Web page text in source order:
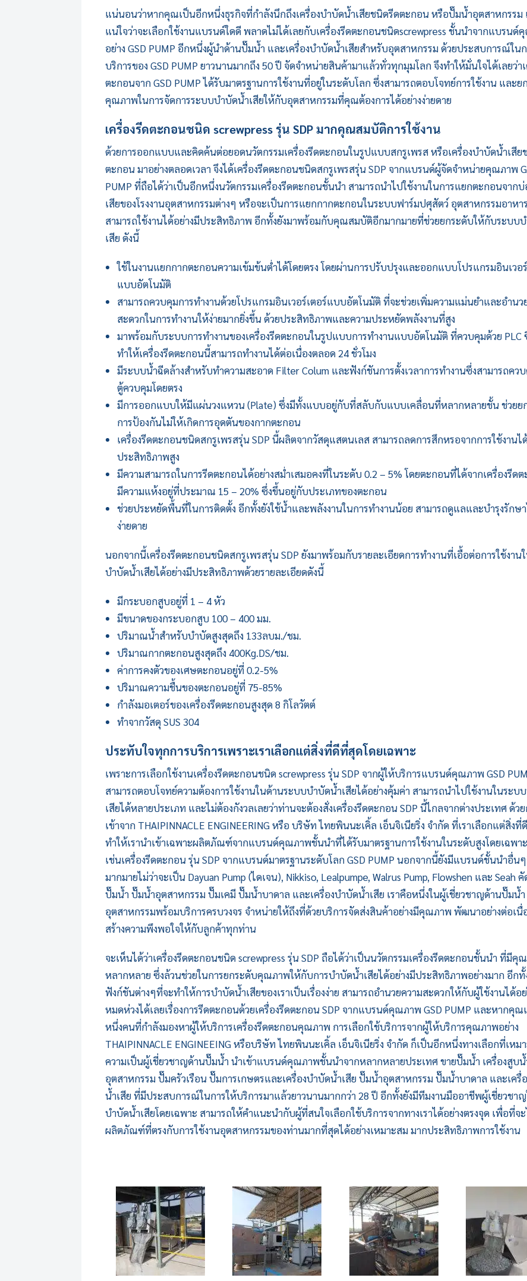
แน่นอนว่าหากคุณเป็นอีกหนึ่งธุรกิจที่กำลังนึกถึงเครื่องบำบัดน้ำเสียชนิดรีดตะกอน หรือปั๊มน้ำอุตสาหกรรม
แน่ใจว่าจะเลือกใช้งานแบรนด์ใดดี พลาดไม่ได้เลยกับเครื่องรีดตะกอนชนิดscrewpress ชั้นนำจากแบรนด์
อย่างGSD PUMP อีกหนึ่งผู้นำด้านปั๊มน้ำ และเครื่องบำบัดน้ำเสียสำหรับอุตสาหกรรม ด้วยประสบการณ์ใน
บริการของ GSD PUMP ยาวนานมากถึง 50 ปี จัดจำหน่ายสินค้ามาแล้วทั่วทุกมุมโลก จึงทำให้มั่นใจได้เลยว่า
ตะกอนจาก GSD PUMP ได้รับมาตรฐานการใช้งานที่อยู่ในระดับโลก ซึ่งสามารถตอบโจทย์การใช้งาน และย
คุณภาพในการจัดการระบบบำบัดน้ำเสียให้กับอุตสาหกรรมที่คุณต้องการได้อย่างง่ายดาย
เครื่องรีดตะกอนชนิด screwpress รุ่น SDP มากคุณสมบัติการใช้งาน
ด้วยการออกแบบและคิดค้นต่อยอดนวัตกรรมเครื่องรีดตะกอนในรูปแบบสกรูเพรส หรือเครื่องบำบัดน้ำเสีย
ตะกอน มาอย่างตลอดเวลา จึงได้เครื่องรีดตะกอนชนิดสกรูเพรสรุ่น SDP จากแบรนด์ผู้จัดจำหน่ายคุณภาพ
PUMPที่ถือได้ว่าเป็นอีกหนึ่งนวัตกรรมเครื่องรีดตะกอนชั้นนำ สามารถนำไปใช้งานในการแยกตะกอนจาก
เสียของโรงงานอุตสาหกรรมต่างๆ หรือจะเป็นการแยกกากตะกอนในระบบฟาร์มปศุสัตว์ อุตสาหกรรมอาหา
สามารถใช้งานได้อย่างมีประสิทธิภาพ อีกทั้งยังมาพร้อมกับคุณสมบัติอีกมากมายที่ช่วยยกระดับให้กับระบบ
เสีย ดังนี้
ใช้ในงานแยกกากตะกอนความเข้มข้นต่ำได้โดยตรง โดยผ่านการปรับปรุงและออกแบบโปรแกรมอินเวอ
แบบอัตโนมัติ
สามารถควบคุมการทำงานด้วยโปรแกรมอินเวอร์เตอร์แบบอัตโนมัติ ที่จะช่วยเพิ่มความแม่นยำและอำนว
สะดวกในการทำงานให้ง่ายมากยิ่งขึ้น ด้วยประสิทธิภาพและความประหยัดพลังงานที่สูง
มาพร้อมกับระบบการทำงานของเครื่องรีดตะกอนในรูปแบบการทำงานแบบอัตโนมัติ ที่ควบคุมด้วย PLC
ทำให้เครื่องรีดตะกอนนี้สามารถทำงานได้ต่อเนื่องตลอด 24 ชั่วโมง
มีระบบน้ำฉีดล้างสำหรับทำความสะอาด Filter Colum และฟังก์ชันการตั้งเวลาการทำงานซึ่งสามารถคว
ตู้ควบคุมโดยตรง
มีการออกแบบให้มีแผ่นวงแหวน (Plate) ซึ่งมีทั้งแบบอยู่กับที่สลับกับแบบเคลื่อนที่หลากหลายชั้น ช่วยย
การป้องกันไม่ให้เกิดการอุดตันของกากตะกอน
เครื่องรีดตะกอนชนิดสกรูเพรสรุ่น SDP นี้ผลิตจากวัสดุแสตนเลส สามารถลดการสึกหรอจากการใช้งานไ
ประสิทธิภาพสูง
มีความสามารถในการรีดตะกอนได้อย่างสม่ำเสมอคงที่ในระดับ 0.2 – 5% โดยตะกอนที่ได้จากเครื่องรีด
มีความแห้งอยู่ที่ประมาณ 15 – 20% ซึ่งขึ้นอยู่กับประเภทของตะกอน
ช่วยประหยัดพื้นที่ในการติดตั้ง อีกทั้งยังใช้น้ำและพลังงานในการทำงานน้อย สามารถดูแลและบำรุงรักษ
ง่ายดาย
นอกจากนี้เครื่องรีดตะกอนชนิดสกรูเพรสรุ่น SDP ยังมาพร้อมกับรายละเอียดการทำงานที่เอื้อต่อการใช้งาน
บำบัดน้ำเสียได้อย่างมีประสิทธิภาพด้วยรายละเอียดดังนี้
มีกระบอกสูบอยู่ที่ 1 – 4 หัว
มีขนาดของกระบอกสูบ 100 – 400 มม.
ปริมาณน้ำสำหรับบำบัดสูงสุดถึง 133ลบม./ชม.
ปริมาณกากตะกอนสูงสุดถึง 400Kg.DS/ชม.
ค่าการคงตัวของเศษตะกอนอยู่ที่ 0.2-5%
ปริมาณความชื้นของตะกอนอยู่ที่ 75-85%
กำลังมอเตอร์ของเครื่องรีดตะกอนสูงสุด 8 กิโลวัตต์
ทำจากวัสดุ SUS 304
ประทับใจทุกการบริการเพราะเราเลือกแต่สิ่งที่ดีที่สุดโดยเฉพาะ
เพราะการเลือกใช้งานเครื่องรีดตะกอนชนิด screwpress รุ่น SDP จากผู้ให้บริการแบรนด์คุณภาพGSD
สามารถตอบโจทย์ความต้องการใช้งานในด้านระบบบำบัดน้ำเสียได้อย่างคุ้มค่า สามารถนำไปใช้งานในระบ
เสียได้หลายประเภท และไม่ต้องกังวลเลยว่าท่านจะต้องสั่งเครื่องรีดตะกอนSDP นี้ไกลจากต่างประเทศ ด้ว
เข้าจาก THAIPINNACLE ENGINEERING หรือ บริษัท ไทยพินนะเคิ้ล เอ็นจิเนียริ่ง จำกัด ที่เราเลือกแต่สิ่ง
ทำให้เรานำเข้าเฉพาะผลิตภัณฑ์จากแบรนด์คุณภาพชั้นนำที่ได้รับมาตรฐานการใช้งานในระดับสูงโดยเฉพา
เช่นเครื่องรีดตะกอนรุ่น SDP จากแบรนด์มาตรฐานระดับโลกGSD PUMPนอกจากนี้ยังมีแบรนด์ชั้นนำอื่น
มากมายไม่ว่าจะเป็น Dayuan Pump (ไดเจน), Nikkiso, Lealpumpe, Walrus Pump, Flowshen และ Seah
ปั๊มน้ำ ปั๊มน้ำอุตสาหกรรม ปั๊มเคมี ปั๊มน้ำบาดาล และเครื่องบำบัดน้ำเสีย เราคือหนึ่งในผู้เชี่ยวชาญด้านปั๊มน้ำ
อุตสาหกรรมพร้อมบริการครบวงจร จำหน่ายให้ถึงที่ด้วยบริการจัดส่งสินค้าอย่างมีคุณภาพ พัฒนาอย่างต่อเนื่
สร้างความพึงพอใจให้กับลูกค้าทุกท่าน
จะเห็นได้ว่าเครื่องรีดตะกอนชนิด screwpress รุ่น SDP ถือได้ว่าเป็นนวัตกรรมเครื่องรีดตะกอนชั้นนำ ที่มีคุ
หลากหลาย ซึ่งล้วนช่วยในการยกระดับคุณภาพให้กับการบำบัดน้ำเสียได้อย่างมีประสิทธิภาพอย่างมาก อีกทั้
ฟังก์ชันต่างๆที่จะทำให้การบำบัดน้ำเสียของเราเป็นเรื่องง่าย สามารถอำนวยความสะดวกให้กับผู้ใช้งานได้อ
หมดห่วงได้เลยเรื่องการรีดตะกอนด้วยเครื่องรีดตะกอน SDP จากแบรนด์คุณภาพGSD PUMP และหากคุณ
หนึ่งคนที่กำลังมองหาผู้ให้บริการเครื่องรีดตะกอนคุณภาพ การเลือกใช้บริการจากผู้ให้บริการคุณภาพอย่าง
THAIPINNACLE ENGINEEING หรือบริษัท ไทยพินนะเคิ้ล เอ็นจิเนียริ่ง จำกัด ก็เป็นอีกหนึ่งทางเลือกที่เหม
ความเป็นผู้เชี่ยวชาญด้านปั๊มน้ำ นำเข้าแบรนด์คุณภาพชั้นนำจากหลากหลายประเทศ ขายปั๊มน้ำ เครื่องสูบ
อุตสาหกรรม ปั๊มครัวเรือน ปั๊มการเกษตรและเครื่องบำบัดน้ำเสีย ปั๊มน้ำอุตสาหกรรม ปั๊มน้ำบาดาล และเครื่
น้ำเสีย ที่มีประสบการณ์ในการให้บริการมาแล้วยาวนานมากกว่า 28 ปี อีกทั้งยังมีทีมงานมืออาชีพผู้เชี่ยวชา
บำบัดน้ำเสียโดยเฉพาะ สามารถให้คำแนะนำกับผู้ที่สนใจเลือกใช้บริการจากทางเราได้อย่างตรงจุด เพื่อที่จ
ผลิตภัณฑ์ที่ตรงกับการใช้งานอุตสาหกรรมของท่านมากที่สุดได้อย่างเหมาะสม มากประสิทธิภาพการใช้งาน